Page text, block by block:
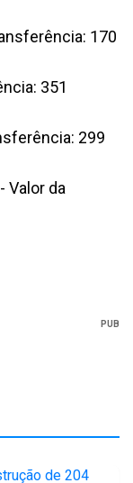
170
351
299
Valor da
PUB